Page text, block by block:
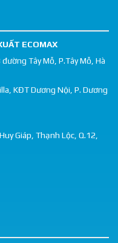
ECOMAX
Tây Mỗ, P.Tây Mỗ, Hà
KĐT Dương Nội, P. Dương
Giáp, Thạnh Lộc, Q.12,